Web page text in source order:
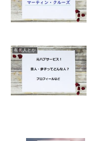
有名人とか